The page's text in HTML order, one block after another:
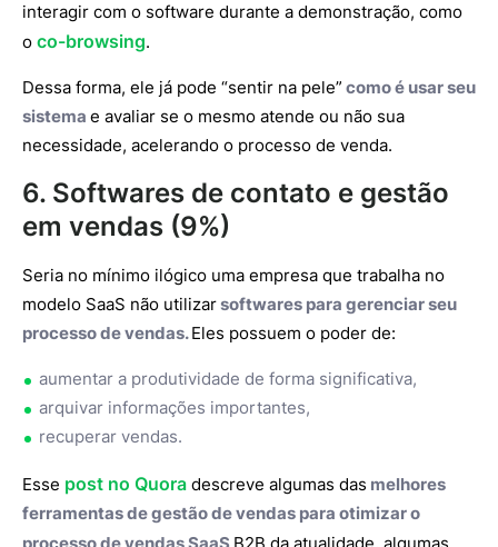
interagir com o software durante a demonstração, como
o co-browsing.
Dessa forma, ele já pode “sentir na pele” como é usar seu
sistema e avaliar se o mesmo atende ou não sua
necessidade, acelerando o processo de venda.
6. Softwares de contato e gestão
em vendas (9%)
Seria no mínimo ilógico uma empresa que trabalha no
modelo SaaS não utilizarsoftwares para gerenciar seu
processo de vendas.Eles possuem o poder de:
aumentar a produtividade de forma significativa,
arquivar informações importantes,
recuperar vendas.
Esse post no Quora descreve algumas das melhores
ferramentas de gestão de vendas para otimizar o